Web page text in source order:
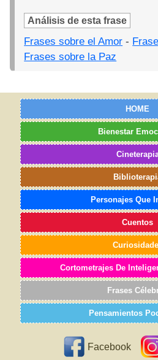
Análisis de esta frase
Frases sobre el Amor -
Frases sobre la Paz
HOME
Bienestar
Personajes Que
Cuentos
Cortometrajes De
Frases
Pensamientos
Facebook